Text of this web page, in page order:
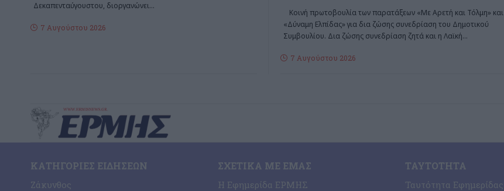
Δεκαπενταύγουστου, διοργανώνει…
7 Αυγούστου 2026
Κοινή πρωτοβουλία των παρατάξεων «Με Αρετή και Τόλμη» και
«Δύναμη Ελπίδας» για δια ζώσης συνεδρίαση του Δημοτικού
Συμβουλίου. Δια ζώσης συνεδρίαση ζητά και η Λαϊκή…
7 Αυγούστου 2026
ΚΑΤΗΓΟΡΊΕΣ ΕΙΔΉΣΕΩΝ
Ζάκυνθος
ΣΧΕΤΙΚΆ ΜΕ ΕΜΆΣ
Η Εφημερίδα ΕΡΜΗΣ
ΤΑΥΤΌΤΗΤΑ
Ταυτότητα Εφημερίδας